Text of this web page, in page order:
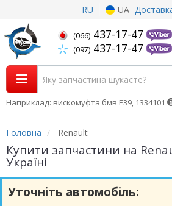
RU UA
(066) 437-17-47
(097) 437-17-47
Наприклад: вискомуфта бмв Е39, 1334101
Головна Renault
Купити запчастини на
Україні
Уточніть автомобіль: